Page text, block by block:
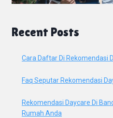
Recent Posts
Cara Daftar Di Rekomendasi
Faq Seputar Rekomendasi
Rekomendasi Daycare Di
Rumah Anda